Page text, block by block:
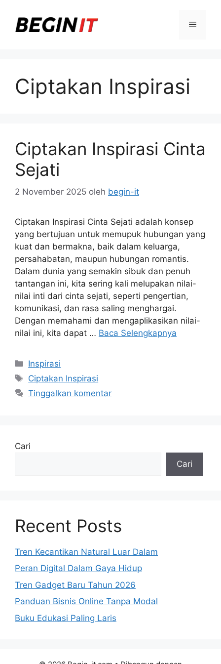
Menu
Ciptakan Inspirasi
Ciptakan Inspirasi Cinta
Sejati
2 November 2025 oleh begin-it
Ciptakan Inspirasi Cinta Sejati adalah konsep
yang bertujuan untuk memupuk hubungan yang
kuat dan bermakna, baik dalam keluarga,
persahabatan, maupun hubungan romantis.
Dalam dunia yang semakin sibuk dan penuh
tantangan ini, kita sering kali melupakan nilai-
nilai inti dari cinta sejati, seperti pengertian,
komunikasi, dan rasa saling menghargai.
Dengan memahami dan mengaplikasikan nilai-
nilai ini, kita dapat … Baca Selengkapnya
Kategori
Inspirasi
Tag
Ciptakan Inspirasi
Tinggalkan komentar
Cari
Cari
Recent Posts
Tren Kecantikan Natural Luar Dalam
Peran Digital Dalam Gaya Hidup
Tren Gadget Baru Tahun 2026
Panduan Bisnis Online Tanpa Modal
Buku Edukasi Paling Laris